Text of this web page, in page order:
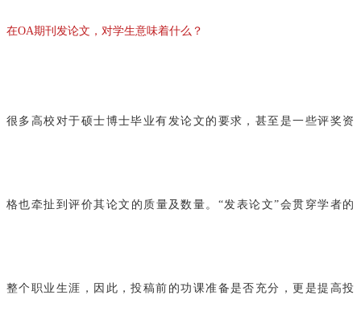
在OA期刊发论文，对学生意味着什么？
很多高校对于硕士博士毕业有发论文的要求，甚至是一些评奖资
格也牵扯到评价其论文的质量及数量。“发表论文”会贯穿学者的
整个职业生涯，因此，投稿前的功课准备是否充分，更是提高投